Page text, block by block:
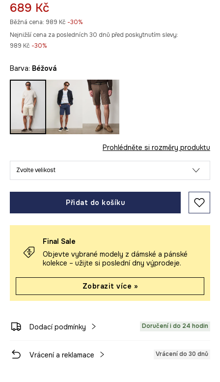
689 Kč
Běžná cena: 989 Kč -30%
Nejnižší cena za posledních 30 dnů před poskytnutím slevy:
989 Kč -30%
Barva: béžová
Prohlédněte si rozměry produktu
Zvolte velikost
Přidat do košíku
Final Sale
Objevte vybrané modely z dámské a pánské
kolekce – užijte si poslední dny výprodeje.
Zobrazit více »
Dodací podmínky Doručení i do 24 hodin
Vrácení a reklamace Vrácení do 30 dnů